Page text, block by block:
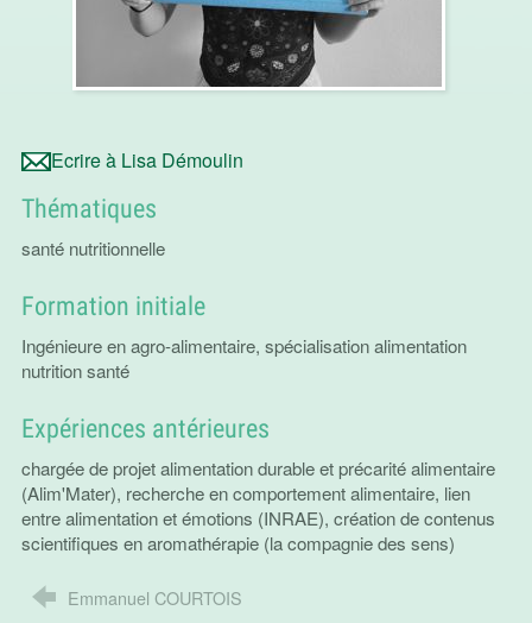
Ecrire à Lisa Démoulin
Thématiques
santé nutritionnelle
Formation initiale
Ingénieure en agro-alimentaire, spécialisation alimentation
nutrition santé
Expériences antérieures
chargée de projet alimentation durable et précarité alimentaire
(Alim'Mater), recherche en comportement alimentaire, lien
entre alimentation et émotions (INRAE), création de contenus
scientifiques en aromathérapie (la compagnie des sens)
Emmanuel COURTOIS